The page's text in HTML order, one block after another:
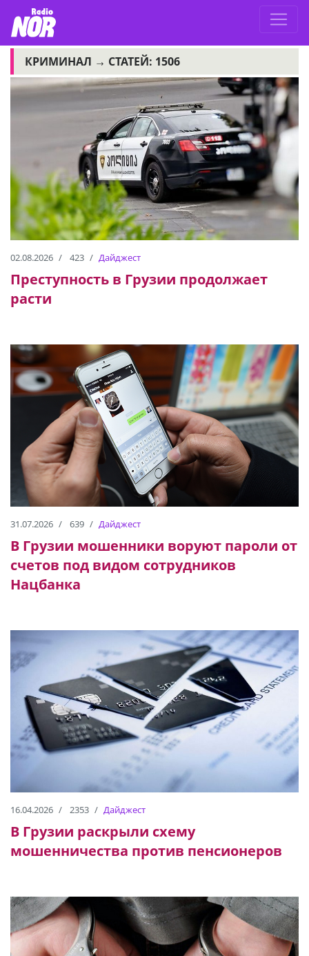
КРИМИНАЛ → СТАТЕЙ: 1506
02.08.2026 423 Дайджест
Преступность в Грузии продолжает
расти
31.07.2026 639 Дайджест
В Грузии мошенники воруют пароли от
счетов под видом сотрудников
Нацбанка
16.04.2026 2353 Дайджест
В Грузии раскрыли схему
мошенничества против пенсионеров